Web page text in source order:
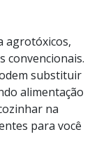
agrotóxicos,
convencionais.
substituir
alimentação
na
para você